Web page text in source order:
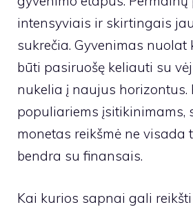
intensyviais ir skirtingais
sukrečia. Gyvenimas nuolat
būti pasiruošę keliauti su
nukelia į naujus horizontus.
populiariems įsitikinimams,
monetas reikšmė ne visada
bendra su finansais.
Kai kurios sapnai gali